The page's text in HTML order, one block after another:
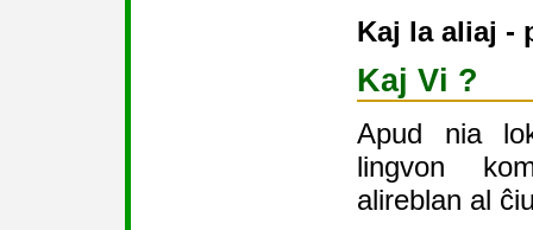
Kaj la aliaj -
Kaj Vi ?
Apud nia
lingvon
alireblan al